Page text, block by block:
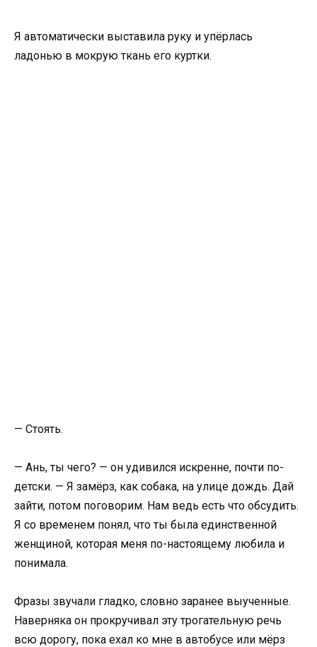
Я автоматически выставила руку и упёрлась
ладонью в мокрую ткань его куртки.
— Стоять.
— Ань, ты чего? — он удивился искренне, почти по-
детски. — Я замёрз, как собака, на улице дождь. Дай
зайти, потом поговорим. Нам ведь есть что обсудить.
Я со временем понял, что ты была единственной
женщиной, которая меня по-настоящему любила и
понимала.
Фразы звучали гладко, словно заранее выученные.
Наверняка он прокручивал эту трогательную речь
всю дорогу, пока ехал ко мне в автобусе или мёрз